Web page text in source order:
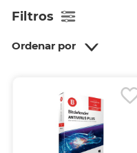
Filtros
Ordenar por